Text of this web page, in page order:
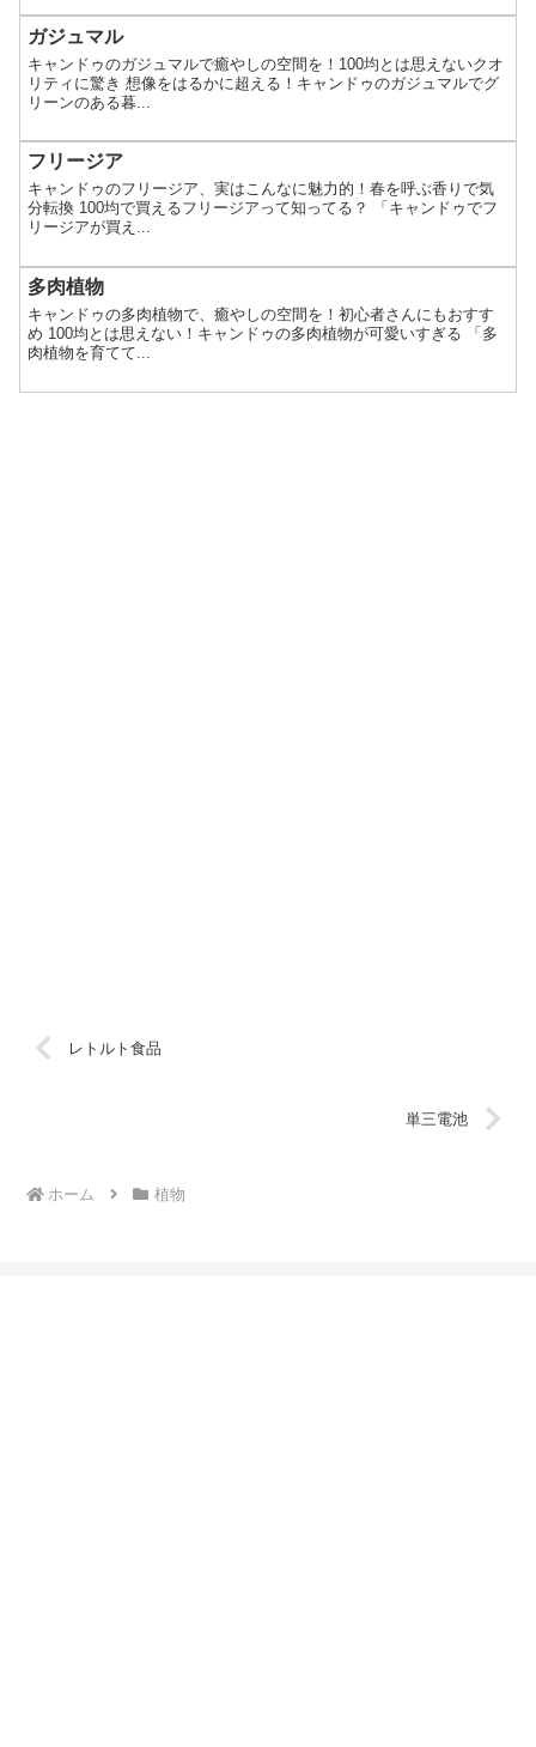
ガジュマル
キャンドゥのガジュマルで癒やしの空間を！100均とは思えないクオ
リティに驚き 想像をはるかに超える！キャンドゥのガジュマルでグ
リーンのある暮...
フリージア
キャンドゥのフリージア、実はこんなに魅力的！春を呼ぶ香りで気
分転換 100均で買えるフリージアって知ってる？ 「キャンドゥでフ
リージアが買え...
多肉植物
キャンドゥの多肉植物で、癒やしの空間を！初心者さんにもおすす
め 100均とは思えない！キャンドゥの多肉植物が可愛いすぎる 「多
肉植物を育てて...
レトルト食品
単三電池
ホーム 植物